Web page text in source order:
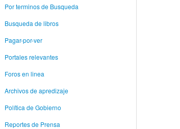
Por terminos de Busqueda
Busqueda de libros
Pagar-por-ver
Portales relevantes
Foros en linea
Archivos de apredizaje
Política de Gobierno
Reportes de Prensa